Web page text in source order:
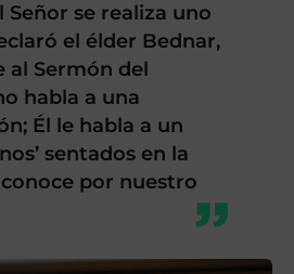
Señor se realiza uno
el élder Bednar,
al Sermón del
habla a una
Él le habla a un
sentados en la
conoce por nuestro